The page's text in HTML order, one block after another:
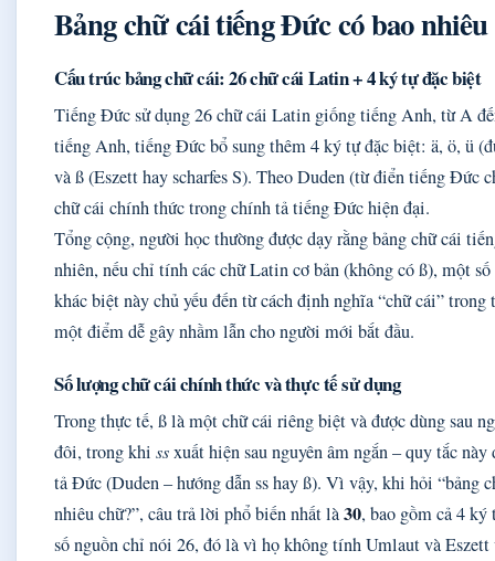
Bảng chữ cái tiếng Đức có bao
Cấu trúc bảng chữ cái: 26 chữ cái Latin + 4 ký tự đặc biệt
Tiếng Đức sử dụng 26 chữ cái Latin giống tiếng Anh, từ A
tiếng Anh, tiếng Đức bổ sung thêm 4 ký tự đặc biệt: ä, ö, ü
và ß (Eszett hay scharfes S). Theo Duden (từ điển tiếng Đức
chữ cái chính thức trong chính tả tiếng Đức hiện đại.
Tổng cộng, người học thường được dạy rằng bảng chữ cái
nhiên, nếu chỉ tính các chữ Latin cơ bản (không có ß), một
khác biệt này chủ yếu đến từ cách định nghĩa “chữ cái” trong
một điểm dễ gây nhầm lẫn cho người mới bắt đầu.
Số lượng chữ cái chính thức và thực tế sử dụng
Trong thực tế, ß là một chữ cái riêng biệt và được dùng sau
đôi, trong khi ssxuất hiện sau nguyên âm ngắn – quy tắc
tả Đức (Duden – hướng dẫn ss hay ß). Vì vậy, khi hỏi “bảng
nhiêu chữ?”, câu trả lời phổ biến nhất là30, bao gồm cả 4
số nguồn chỉ nói 26, đó là vì họ không tính Umlaut và Eszett